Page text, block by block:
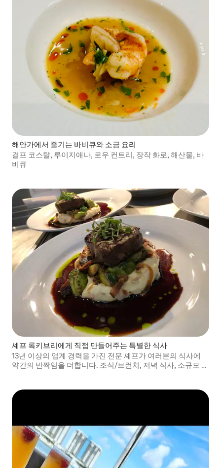
해안가에서 즐기는 바비큐와 소금 요리
걸프 코스탈, 루이지애나, 로우 컨트리, 장작 화로, 해산물, 바
비큐
셰프 록키브리에게 직접 만들어주는 특별한 식사
13년 이상의 업계 경력을 가진 전문 셰프가 여러분의 식사에
약간의 반짝임을 더합니다. 조식/브런치, 저녁 식사, 소규모 결